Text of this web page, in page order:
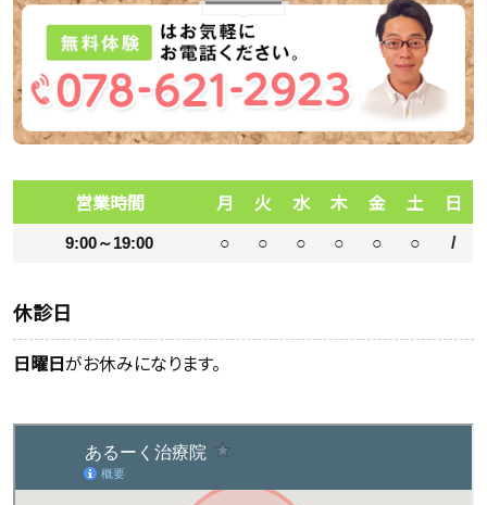
営業時間 月 火 水 木 金 土 日
9:00～19:00 ○ ○ ○ ○ ○ ○ /
休診日
日曜日がお休みになります。